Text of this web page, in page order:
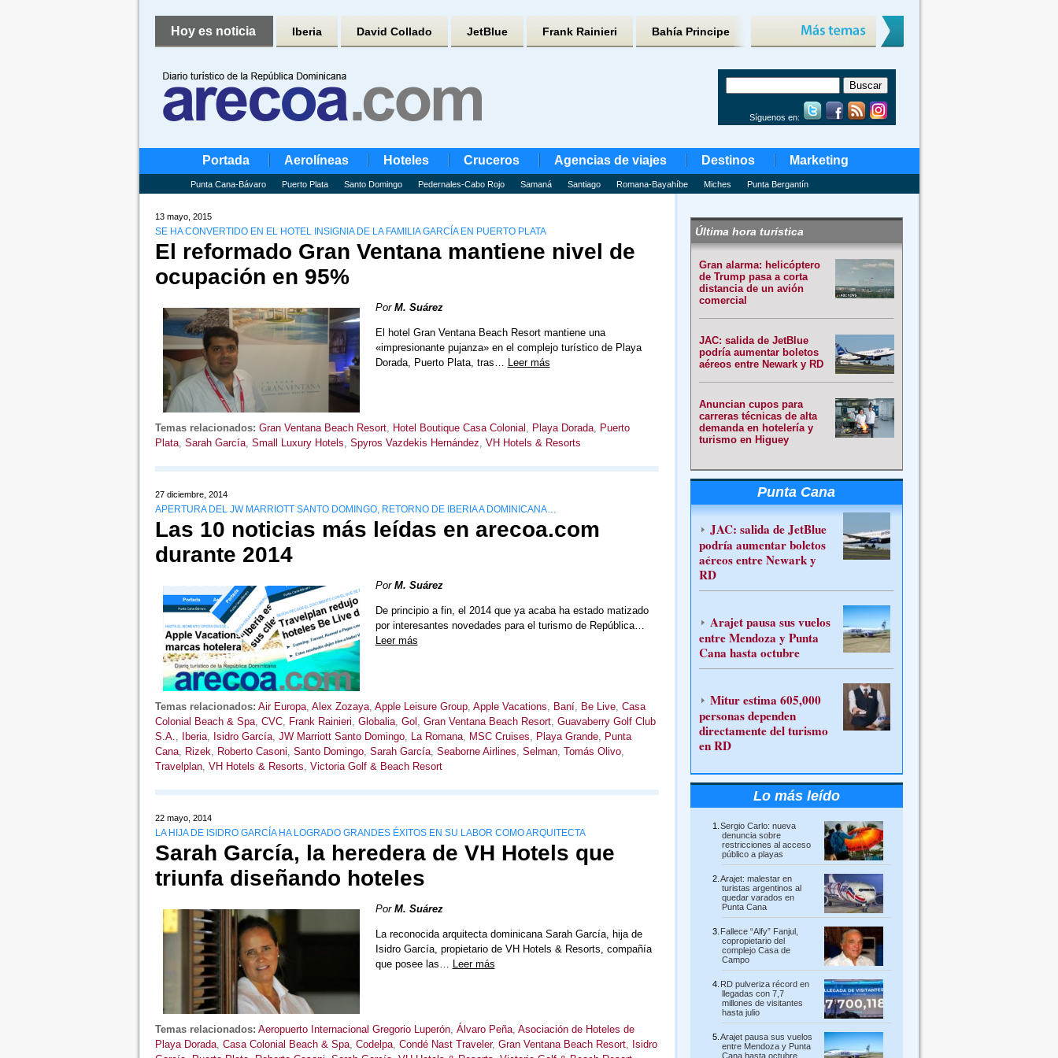
Hoy es noticia Iberia David Collado JetBlue Frank Rainieri Bahía Principe
Síguenos en:
Portada Aerolíneas Hoteles Cruceros Agencias de viajes Destinos Marketing
Punta Cana-Bávaro Puerto Plata Santo Domingo Pedernales-Cabo Rojo Samaná Santiago Romana-Bayahíbe Miches Punta Bergantín
13 mayo, 2015
SE HA CONVERTIDO EN EL HOTEL INSIGNIA DE LA FAMILIA GARCÍA EN PUERTO PLATA
El reformado Gran Ventana mantiene nivel de
ocupación en 95%
Por M. Suárez
El hotel Gran Ventana Beach Resort mantiene una
«impresionante pujanza» en el complejo turístico de Playa
Dorada, Puerto Plata, tras… Leer más
Temas relacionados: Gran Ventana Beach Resort, Hotel Boutique Casa Colonial , Playa Dorada, Puerto
Plata, Sarah García, Small Luxury Hotels, Spyros Vazdekis Hernández, VH Hotels & Resorts
27 diciembre, 2014
APERTURA DEL JW MARRIOTT SANTO DOMINGO, RETORNO DE IBERIA A DOMINICANA…
Las 10 noticias más leídas en arecoa.com
durante 2014
Por M. Suárez
De principio a fin, el 2014 que ya acaba ha estado matizado
por interesantes novedades para el turismo de República…
Leer más
Temas relacionados: Air Europa, Alex Zozaya, Apple Leisure Group, Apple Vacations Baní, Be Live, Casa
Colonial Beach & Spa, CVC, Frank Rainieri Globalia, Gol Gran Ventana Beach Resort, Guavaberry Golf Club
S.A.
Iberia, Isidro García, JW Marriott Santo Domingo, La Romana, MSC Cruises Playa Grande, Punta
Cana, Rizek Roberto Casoni Santo Domingo, Sarah García, Seaborne Airlines Selman, Tomás Olivo,
Travelplan, VH Hotels & Resorts Victoria Golf & Beach Resort
22 mayo, 2014
LA HIJA DE ISIDRO GARCÍA HA LOGRADO GRANDES ÉXITOS EN SU LABOR COMO ARQUITECTA
Sarah García, la heredera de VH Hotels que
triunfa diseñando hoteles
Por M. Suárez
La reconocida arquitecta dominicana Sarah García, hija de
Isidro García, propietario de VH Hotels & Resorts, compañía
que posee las… Leer más
Temas relacionados: Aeropuerto Internacional Gregorio Luperón, Álvaro Peña, Asociación de Hoteles de
Playa Dorada, Casa Colonial Beach & Spa, Codelpa, Condé Nast Traveler, Gran Ventana Beach Resort,
Isidro
Última hora turística
Gran alarma: helicóptero
de Trump pasa a corta
distancia de un avión
comercial
JAC: salida de JetBlue
podría aumentar boletos
aéreos entre Newark y RD
Anuncian cupos para
carreras técnicas de alta
demanda en hotelería y
turismo en Higuey
Punta Cana
JAC: salida de JetBlue
podría aumentar boletos
aéreos entre Newark y
RD
Arajet pausa sus vuelos
entre Mendoza y Punta
Cana hasta octubre
Mitur estima 605,000
personas dependen
directamente del turismo
en RD
Lo más leído
Sergio Carlo: nueva
denuncia sobre
restricciones al acceso
público a playas
Arajet: malestar en
turistas argentinos al
quedar varados en
Punta Cana
Fallece “Alfy” Fanjul,
copropietario del
complejo Casa de
Campo
RD pulveriza récord en
llegadas con 7,7
millones de visitantes
hasta julio
Arajet pausa sus vuelos
entre Mendoza y Punta
Cana hasta octubre